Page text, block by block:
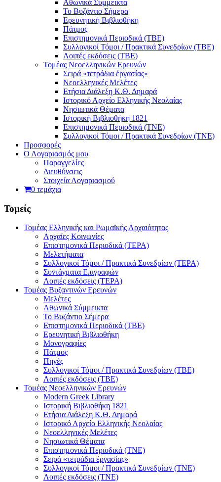
Αθωνικά Σύμμεικτα
Το Βυζάντιο Σήμερα
Ερευνητική Βιβλιοθήκη
Πάτμος
Επιστημονικά Περιοδικά (ΤΒΕ)
Συλλογικοί Τόμοι / Πρακτικά Συνεδρίων (ΤΒΕ)
Λοιπές εκδόσεις (ΤΒΕ)
Τομέας Νεοελληνικών Ερευνών
Σειρά «τετράδια ἐργασίας»
Νεοελληνικές Μελέτες
Eτήσια Διάλεξη K.Θ. Δημαρά
Ιστορικό Αρχείο Ελληνικής Νεολαίας
Νησιωτικά Θέματα
Ιστορική Βιβλιοθήκη 1821
Επιστημονικά Περιοδικά (ΤΝΕ)
Συλλογικοί Τόμοι / Πρακτικά Συνεδρίων (ΤΝΕ)
Προσφορές
Ο Λογαριασμός μου
Παραγγελίες
Διευθύνσεις
Στοιχεία Λογαριασμού
0 τεμάχια
Τομείς
Τομέας Ελληνικής και Ρωμαϊκής Αρχαιότητας
Αρχαίες Κοινωνίες
Επιστημονικά Περιοδικά (ΤΕΡΑ)
Μελετήματα
Συλλογικοί Τόμοι / Πρακτικά Συνεδρίων (ΤΕΡΑ)
Συντάγματα Επιγραφών
Λοιπές εκδόσεις (ΤΕΡΑ)
Τομέας Βυζαντινών Ερευνών
Μελέτες
Αθωνικά Σύμμεικτα
Το Βυζάντιο Σήμερα
Επιστημονικά Περιοδικά (ΤΒΕ)
Ερευνητική Βιβλιοθήκη
Μονογραφίες
Πάτμος
Πηγές
Συλλογικοί Τόμοι / Πρακτικά Συνεδρίων (ΤΒΕ)
Λοιπές εκδόσεις (ΤΒΕ)
Τομέας Νεοελληνικών Ερευνών
Modern Greek Library
Ιστορική Βιβλιοθήκη 1821
Eτήσια Διάλεξη K.Θ. Δημαρά
Ιστορικό Αρχείο Ελληνικής Νεολαίας
Νεοελληνικές Μελέτες
Νησιωτικά Θέματα
Επιστημονικά Περιοδικά (ΤΝΕ)
Σειρά «τετράδια ἐργασίας»
Συλλογικοί Τόμοι / Πρακτικά Συνεδρίων (ΤΝΕ)
Λοιπές εκδόσεις (ΤΝΕ)